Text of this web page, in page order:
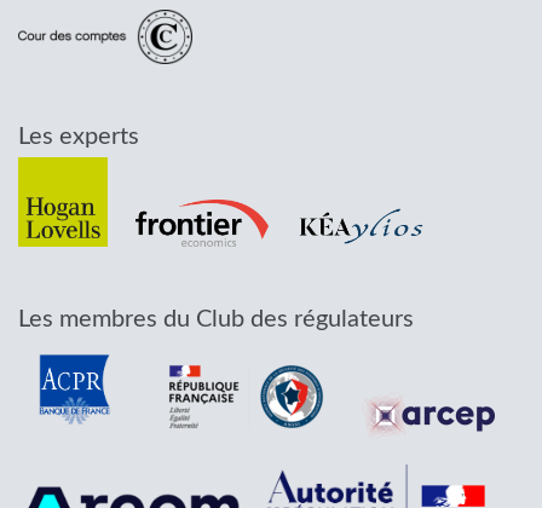
Les experts
Les membres du Club des régulateurs